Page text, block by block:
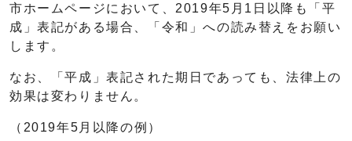
市ホームページにおいて、2019年5月1日以降も「平
成」表記がある場合、「令和」への読み替えをお願い
します。
なお、「平成」表記された期日であっても、法律上の
効果は変わりません。
（2019年5月以降の例）